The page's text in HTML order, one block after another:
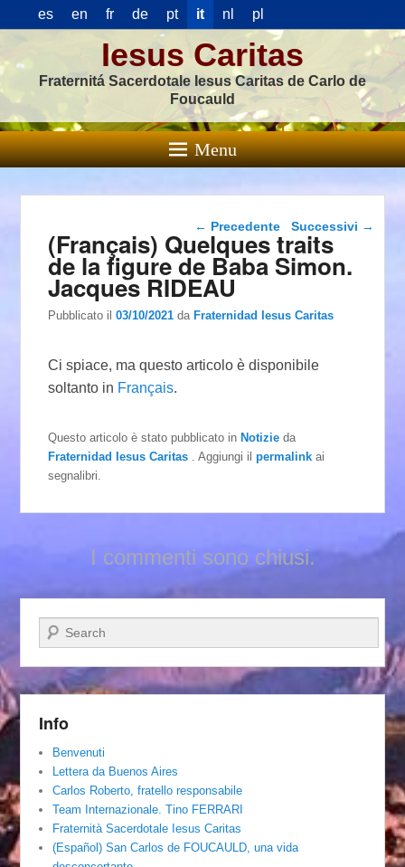
es en fr de pt it nl pl
Iesus Caritas
Fraternitá Sacerdotale Iesus Caritas de Carlo de
Foucauld
Menu
Navigazione articolo
← Precedente Successivi →
(Français) Quelques traits
de la figure de Baba Simon.
Jacques RIDEAU
Pubblicato il03/10/2021 daFraternidad Iesus Caritas
Ci spiace, ma questo articolo è disponibile
soltanto in Français.
Questo articolo è stato pubblicato inNotizie da
Fraternidad Iesus Caritas
. Aggiungi ilpermalink ai
segnalibri.
I commenti sono chiusi.
Cerca
Info
Benvenuti
Lettera da Buenos Aires
Carlos Roberto, fratello responsabile
Team Internazionale. Tino FERRARI
Fraternità Sacerdotale Iesus Caritas
(Español) San Carlos de FOUCAULD, una vida